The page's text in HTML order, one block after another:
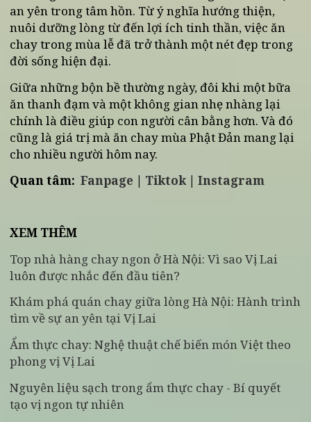
Ăn chay mùa Phật Đản không chỉ là một thói quen
an yên trong tâm hồn. Từ ý nghĩa hướng thiện,
nuôi dưỡng lòng từ đến lợi ích tinh thần, việc ăn
chay trong mùa lễ đã trở thành một nét đẹp trong
đời sống hiện đại.
Giữa những bộn bề thường ngày, đôi khi một bữa
ăn thanh đạm và một không gian nhẹ nhàng lại
chính là điều giúp con người cân bằng hơn. Và đó
cũng là giá trị mà ăn chay mùa Phật Đản mang lại
Quan tâm:Fanpage